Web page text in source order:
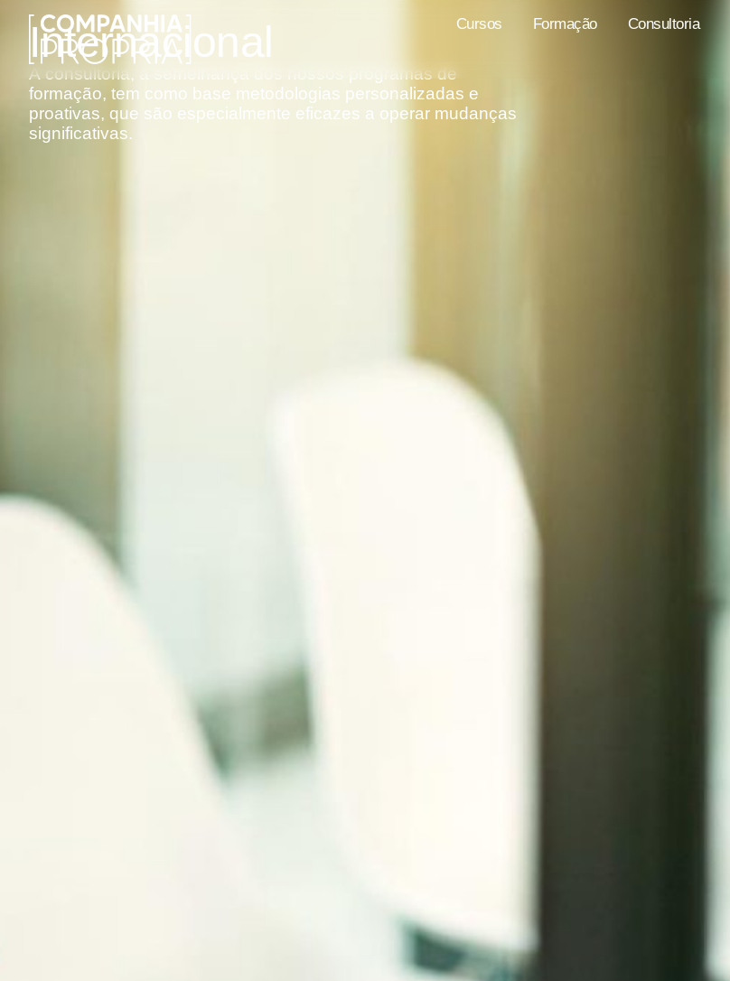
Cursos Formação Consultoria
Internacional
A consultoria, programas de
formação, tem como base metodologias personalizadas e
proativas, que são especialmente eficazes a operar mudanças
significativas.